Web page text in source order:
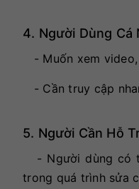
4. Người Dùng Cá
- Muốn xem video,
- Cần truy cập
5. Người Cần Hỗ
- Người dùng có
trong quá trình sửa